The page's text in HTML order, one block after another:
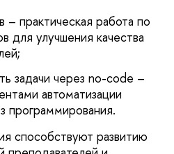
– практическая работа по
для улучшения качества
задачи через no-code –
автоматизации
программирования.
способствуют развитию